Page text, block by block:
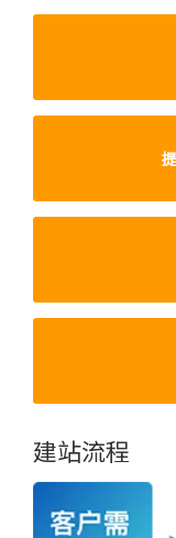
建站流程